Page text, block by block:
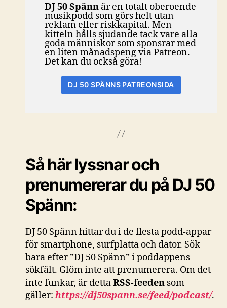
DJ 50 Spänn är en totalt oberoende
musikpodd som görs helt utan
reklam eller riskkapital. Men
kitteln hålls sjudande tack vare alla
goda människor som sponsrar med
en liten månadspeng via Patreon.
Det kan du också göra!
DJ 50 SPÄNNS PATREONSIDA
Så här lyssnar och
prenumererar du på DJ 50
Spänn:
DJ 50 Spänn hittar du i de flesta podd-appar
för smartphone, surfplatta och dator. Sök
bara efter ”DJ 50 Spänn” i poddappens
sökfält. Glöm inte att prenumerera. Om det
inte funkar, är dettaRSS-feeden som
gäller: https://dj50spann.se/feed/podcast/.